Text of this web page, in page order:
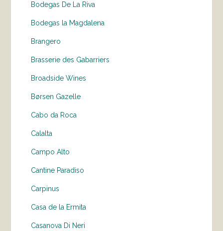
Bodegas De La Riva
Bodegas la Magdalena
Brangero
Brasserie des Gabarriers
Broadside Wines
Børsen Gazelle
Cabo da Roca
Calalta
Campo Alto
Cantine Paradiso
Carpinus
Casa de la Ermita
Casanova Di Neri